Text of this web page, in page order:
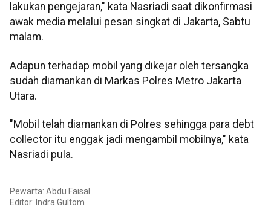
lakukan pengejaran," kata Nasriadi saat dikonfirmasi
awak media melalui pesan singkat di Jakarta, Sabtu
malam.
Adapun terhadap mobil yang dikejar oleh tersangka
sudah diamankan di Markas Polres Metro Jakarta
Utara.
"Mobil telah diamankan di Polres sehingga para debt
collector itu enggak jadi mengambil mobilnya," kata
Nasriadi pula.
Pewarta: Abdu Faisal
Editor: Indra Gultom